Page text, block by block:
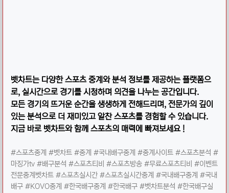
벳차트는 다양한 스포츠 중계와 분석 정보를 제공하는 플랫폼으
로, 실시간으로 경기를 시청하며 의견을 나누는 공간입니다.
모든 경기의 뜨거운 순간을 생생하게 전해드리며, 전문가의 깊이
있는 분석으로 더 재미있고 알찬 스포츠를 경험할 수 있습니다.
지금 바로 벳차트와 함께 스포츠의 매력에 빠져보세요 !
#스포츠중계 #벳차트 #중계 #국내배구중계 #중계사이트 #스포츠분석 #
마징가tv #배구분석 #스포츠티비 #스포츠방송 #무료스포츠티비 #이벤트
전문중계벳차트 #스포츠실시간 #스포츠실시간중계 #국내배구중계 #국내
배구 #KOVO중계 #한국배구중계 #한국배구 #벳차트분석 #한국배구실